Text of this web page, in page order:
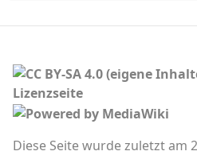
Diese Seite wurde zuletzt am